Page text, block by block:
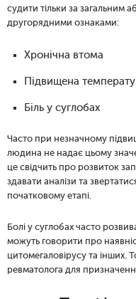
судити тільки за загальним
другорядними ознаками:
Хронічна втома
Підвищена
Біль у суглобах
Часто при незначному
людина не надає цьому
це свідчить про розвиток
здавати аналізи та
початковому етапі.
Болі у суглобах часто
можуть говорити про
цитомегаловірусу та інших.
ревматолога для